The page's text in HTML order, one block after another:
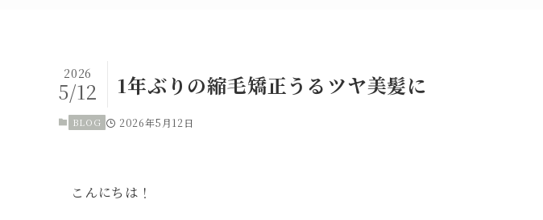
1年ぶりの縮毛矯正うるツヤ美髪に
2026
5/12
BLOG 2026年5月12日
こんにちは！